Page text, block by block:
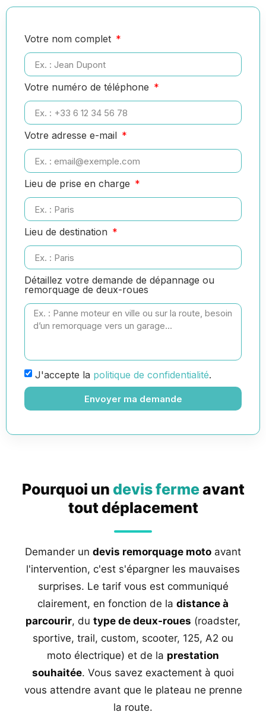
Votre nom complet
Votre numéro de téléphone
Votre adresse e-mail
Lieu de prise en charge
Lieu de destination
Détaillez votre demande de dépannage ou
remorquage de deux-roues
J'accepte la politique de confidentialité.
Envoyer ma demande
Pourquoi un devis fermeavant
tout déplacement
Demander un devis remorquage moto avant
l'intervention, c'est s'épargner les mauvaises
surprises. Le tarif vous est communiqué
clairement, en fonction de la distance à
parcourir, du type de deux-roues (roadster,
sportive, trail, custom, scooter, 125, A2 ou
moto électrique) et de la prestation
souhaitée. Vous savez exactement à quoi
vous attendre avant que le plateau ne prenne
la route.